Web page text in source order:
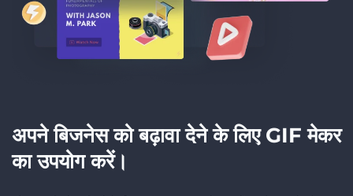
अपने बिजनेस को बढ़ावा देने के लिए GIF मेकर
का उपयोग करें।